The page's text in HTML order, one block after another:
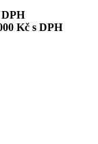
DPH
Kč s DPH